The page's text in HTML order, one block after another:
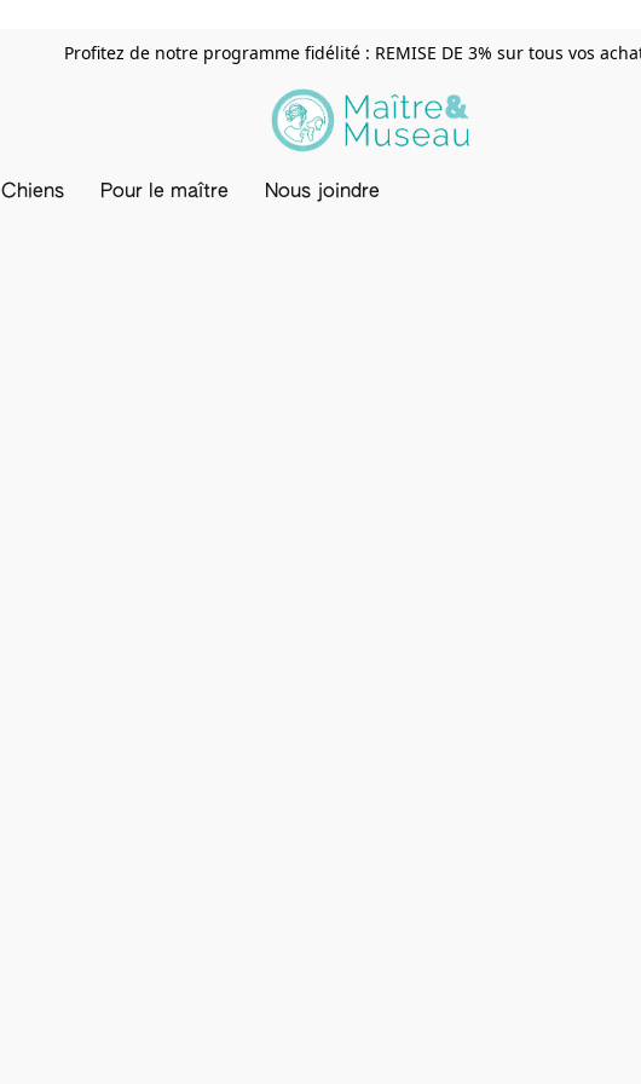
Profitez de notre programme fidélité : REMISE DE 3% sur tous vos
Chiens Pour le maître Nous joindre